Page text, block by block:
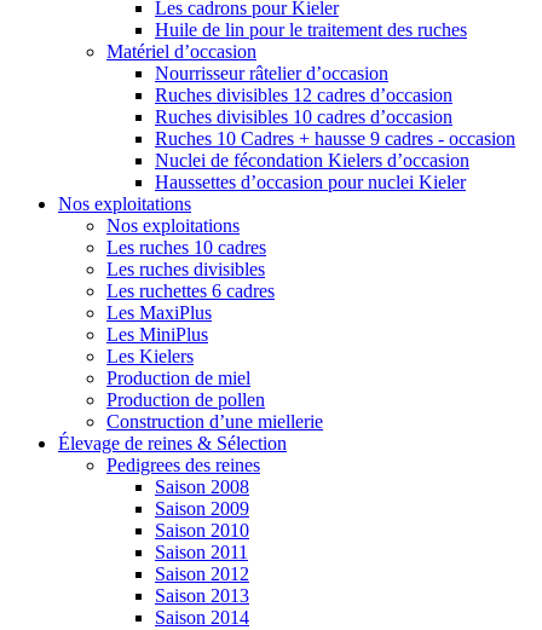
Les cadrons pour Kieler
Huile de lin pour le traitement des ruches
Matériel d’occasion
Nourrisseur râtelier d’occasion
Ruches divisibles 12 cadres d’occasion
Ruches divisibles 10 cadres d’occasion
Ruches 10 Cadres + hausse 9 cadres - occasion
Nuclei de fécondation Kielers d’occasion
Haussettes d’occasion pour nuclei Kieler
Nos exploitations
Nos exploitations
Les ruches 10 cadres
Les ruches divisibles
Les ruchettes 6 cadres
Les MaxiPlus
Les MiniPlus
Les Kielers
Production de miel
Production de pollen
Construction d’une miellerie
Élevage de reines & Sélection
Pedigrees des reines
Saison 2008
Saison 2009
Saison 2010
Saison 2011
Saison 2012
Saison 2013
Saison 2014